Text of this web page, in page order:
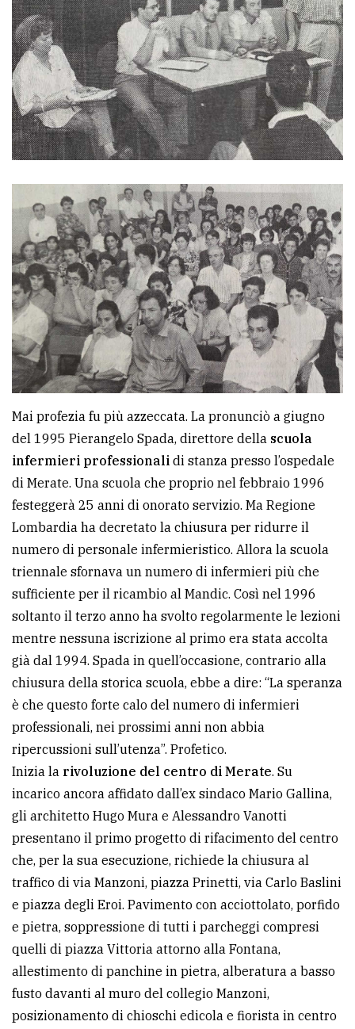
PRIVACY
Privacy
policy
Cookie
policy
Mai profezia fu più azzeccata. La pronunciò a giugno
del 1995 Pierangelo Spada, direttore della scuola
infermieri professionali di stanza presso l’ospedale
di Merate. Una scuola che proprio nel febbraio 1996
festeggerà 25 anni di onorato servizio. Ma Regione
Lombardia ha decretato la chiusura per ridurre il
numero di personale infermieristico. Allora la scuola
triennale sfornava un numero di infermieri più che
sufficiente per il ricambio al Mandic. Così nel 1996
soltanto il terzo anno ha svolto regolarmente le lezioni
mentre nessuna iscrizione al primo era stata accolta
già dal 1994. Spada in quell’occasione, contrario alla
chiusura della storica scuola, ebbe a dire: “La speranza
è che questo forte calo del numero di infermieri
professionali, nei prossimi anni non abbia
ripercussioni sull’utenza”. Profetico.
Inizia la rivoluzione del centro di Merate. Su
incarico ancora affidato dall’ex sindaco Mario Gallina,
gli architetto Hugo Mura e Alessandro Vanotti
presentano il primo progetto di rifacimento del centro
che, per la sua esecuzione, richiede la chiusura al
traffico di via Manzoni, piazza Prinetti, via Carlo Baslini
e piazza degli Eroi. Pavimento con acciottolato, porfido
e pietra, soppressione di tutti i parcheggi compresi
quelli di piazza Vittoria attorno alla Fontana,
allestimento di panchine in pietra, alberatura a basso
fusto davanti al muro del collegio Manzoni,
posizionamento di chioschi edicola e fiorista in centro